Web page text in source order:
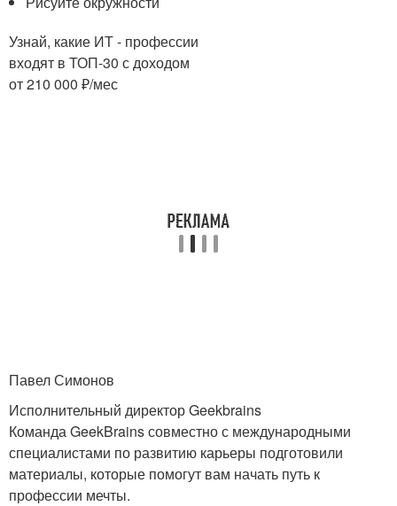
Узнай, какие ИТ - профессии
входят в ТОП-30 с доходом
от 210 000 ₽/мес
Павел Симонов
Исполнительный директор Geekbrains
Команда GeekBrains совместно с международными
специалистами по развитию карьеры подготовили
материалы, которые помогут вам начать путь к
профессии мечты.